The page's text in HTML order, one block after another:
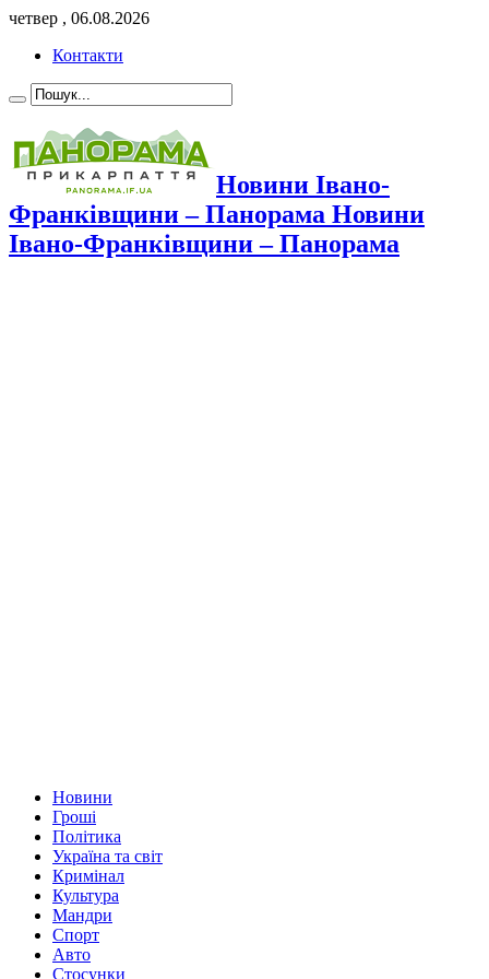
четвер , 06.08.2026
Контакти
Новини Івано-
Франківщини – Панорама Новини
Івано-Франківщини – Панорама
Новини
Гроші
Політика
Україна та світ
Кримінал
Культура
Мандри
Спорт
Авто
Стосунки